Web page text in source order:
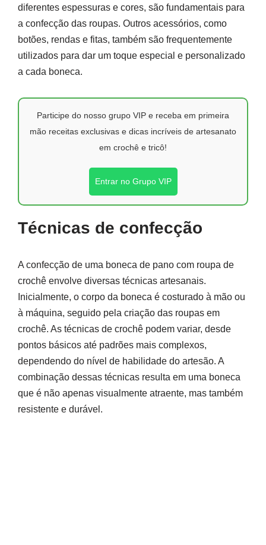
diferentes espessuras e cores, são fundamentais para
a confecção das roupas. Outros acessórios, como
botões, rendas e fitas, também são frequentemente
utilizados para dar um toque especial e personalizado
a cada boneca.
Participe do nosso grupo VIP e receba em primeira
mão receitas exclusivas e dicas incríveis de artesanato
em crochê e tricô!
Entrar no Grupo VIP
Técnicas de confecção
A confecção de uma boneca de pano com roupa de
crochê envolve diversas técnicas artesanais.
Inicialmente, o corpo da boneca é costurado à mão ou
à máquina, seguido pela criação das roupas em
crochê. As técnicas de crochê podem variar, desde
pontos básicos até padrões mais complexos,
dependendo do nível de habilidade do artesão. A
combinação dessas técnicas resulta em uma boneca
que é não apenas visualmente atraente, mas também
resistente e durável.